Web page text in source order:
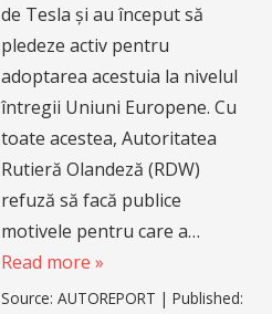
de Tesla și au început să
pledeze activ pentru
adoptarea acestuia la nivelul
întregii Uniuni Europene. Cu
toate acestea, Autoritatea
Rutieră Olandeză (RDW)
refuză să facă publice
motivele pentru care a…
Read more »
Source:AUTOREPORT |Published: